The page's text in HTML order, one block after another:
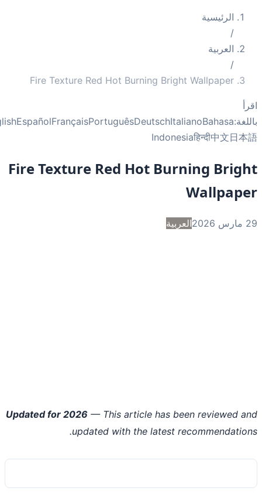
الرئيسية
العربية
Fire Texture Red Hot Burning Bright Wallpaper
EnglishEspañolFrançaisPortuguêsDeutschItalianoBahasa
Indonesiaहिन्दी中文日
Fire Texture Red Hot Burning
العربية
Updated for 2026 — This article has been reviewed
updated with the latest